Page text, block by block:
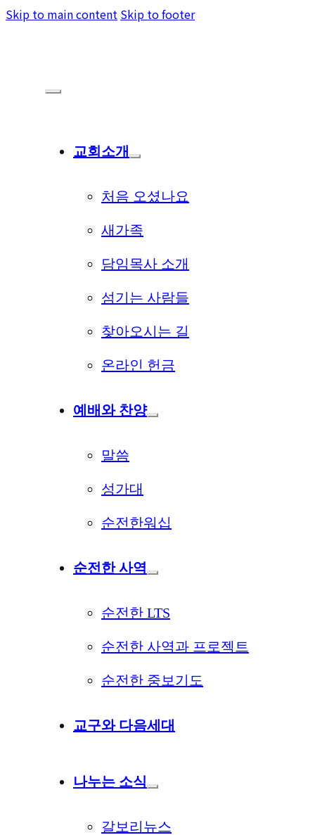
Skip to main content Skip to footer
교회소개
처음 오셨나요
새가족
담임목사 소개
섬기는 사람들
찾아오시는 길
온라인 헌금
예배와 찬양
말씀
성가대
순전한워십
순전한 사역
순전한 LTS
순전한 사역과 프로젝트
순전한 중보기도
교구와 다음세대
나누는 소식
갈보리뉴스